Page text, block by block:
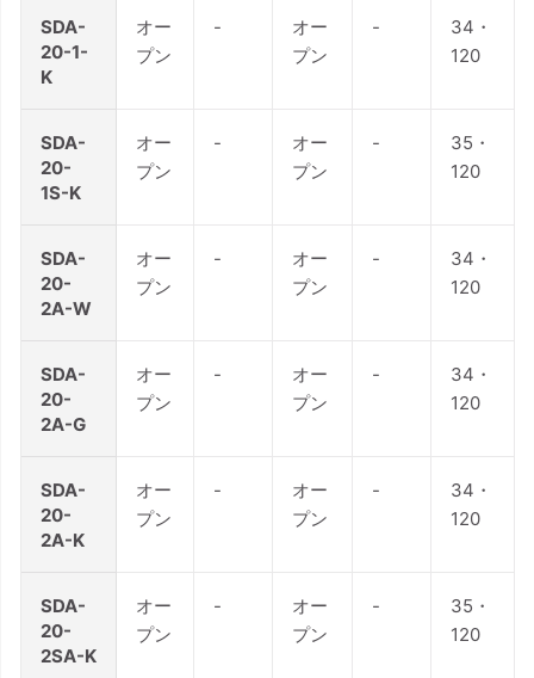
SDA-
20-1-
K
オー
プン
-
オー
プン
-
34・
120
SDA-
20-
1S-K
オー
プン
-
オー
プン
-
35・
120
SDA-
20-
2A-W
オー
プン
-
オー
プン
-
34・
120
SDA-
20-
2A-G
オー
プン
-
オー
プン
-
34・
120
SDA-
20-
2A-K
オー
プン
-
オー
プン
-
34・
120
SDA-
20-
2SA-K
オー
プン
-
オー
プン
-
35・
120